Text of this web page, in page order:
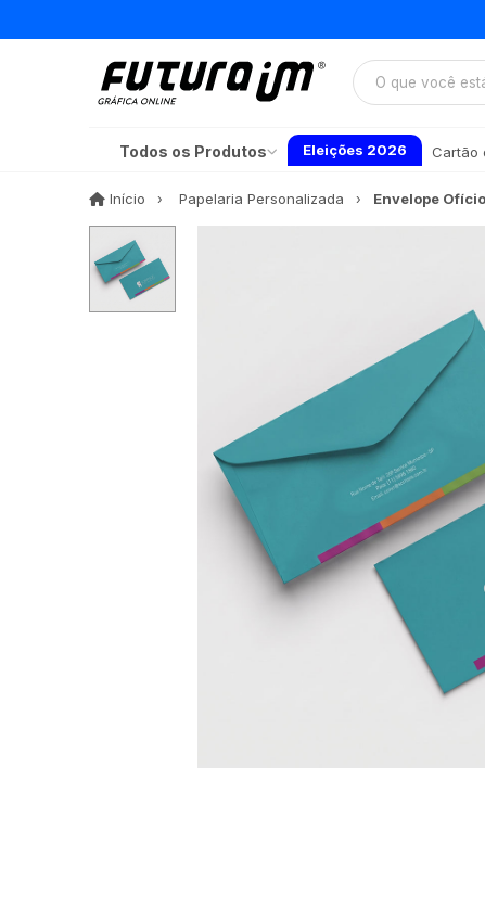
Todos os Produtos Eleições 2026 Cartão
Início InícioPapelaria Personalizada Envelope Ofício